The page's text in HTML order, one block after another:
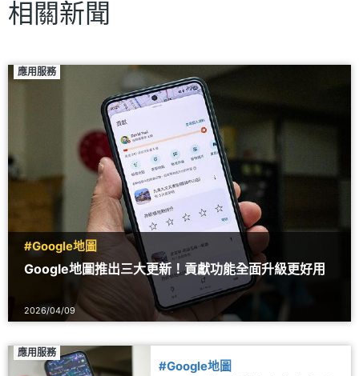
相關新聞
應用服務
#Google地圖
Google地圖推出三大更新！貢獻功能全面升級更好用
2026/04/09
應用服務
#Google地圖